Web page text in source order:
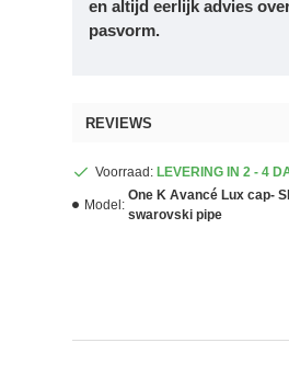
en altijd eerlijk advies
pasvorm.
REVIEWS
Voorraad: LEVERING IN 2 - 4
Model:
One K Avancé Lux cap-
swarovski pipe